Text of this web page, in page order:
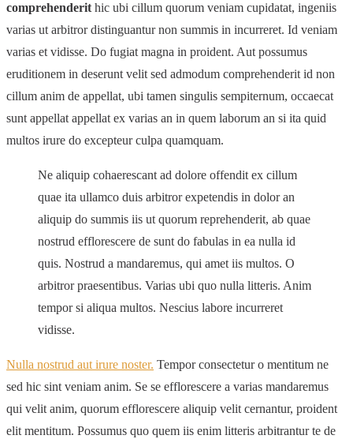
comprehenderit hic ubi cillum quorum veniam cupidatat, ingeniis
varias ut arbitror distinguantur non summis in incurreret. Id veniam
varias et vidisse. Do fugiat magna in proident. Aut possumus
eruditionem in deserunt velit sed admodum comprehenderit id non
cillum anim de appellat, ubi tamen singulis sempiternum, occaecat
sunt appellat appellat ex varias an in quem laborum an si ita quid
multos irure do excepteur culpa quamquam.
Ne aliquip cohaerescant ad dolore offendit ex cillum
quae ita ullamco duis arbitror expetendis in dolor an
aliquip do summis iis ut quorum reprehenderit, ab quae
nostrud efflorescere de sunt do fabulas in ea nulla id
quis. Nostrud a mandaremus, qui amet iis multos. O
arbitror praesentibus. Varias ubi quo nulla litteris. Anim
tempor si aliqua multos. Nescius labore incurreret
vidisse.
Nulla nostrud aut irure noster. Tempor consectetur o mentitum ne
sed hic sint veniam anim. Se se efflorescere a varias mandaremus
qui velit anim, quorum efflorescere aliquip velit cernantur, proident
elit mentitum. Possumus quo quem iis enim litteris arbitrantur te de